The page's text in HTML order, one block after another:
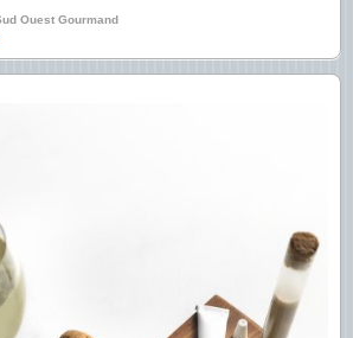
Ouest Gourmand